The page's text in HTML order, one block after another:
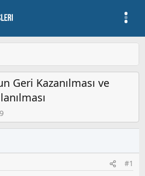
Geri Kazanılması ve
#1